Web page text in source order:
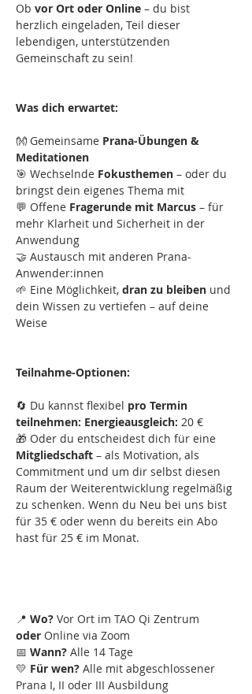
Ob vor Ort oder Online – du bist
herzlich eingeladen, Teil dieser
lebendigen, unterstützenden
Gemeinschaft zu sein!
Was dich erwartet:
👐 Gemeinsame Prana-Übungen &
Meditationen
🎯 Wechselnde Fokusthemen – oder du
bringst dein eigenes Thema mit
💬 Offene Fragerunde mit Marcus – für
mehr Klarheit und Sicherheit in der
Anwendung
🤝 Austausch mit anderen Prana-
Anwender:innen
🌱 Eine Möglichkeit, dran zu bleiben und
dein Wissen zu vertiefen – auf deine
Weise
Teilnahme-Optionen:
🔄 Du kannst flexibel pro Termin
teilnehmen: Energieausgleich: 20 €
🎁 Oder du entscheidest dich für eine
Mitgliedschaft – als Motivation, als
Commitment und um dir selbst diesen
Raum der Weiterentwicklung regelmäßig
zu schenken. Wenn du Neu bei uns bist
für 35 € oder wenn du bereits ein Abo
hast für 25 € im Monat.
📍 Wo? Vor Ort im TAO Qi Zentrum
oder Online via Zoom
📅 Wann? Alle 14 Tage
💛 Für wen? Alle mit abgeschlossener
Prana I, II oder III Ausbildung